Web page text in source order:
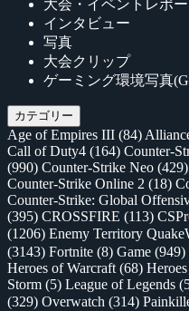
大会・イベントレポー
インタビュー
写真
大会クリップ
ゲーミング環境写真
カテゴリー
Age of Empires III (84)
Call of Duty4 (164) Counter-
(990) Counter-Strike Neo (429)
Counter-Strike Online 2 (18)
Counter-Strike: Global
(395) CROSSFIRE (113)
(1206) Enemy Territory
(3143) Fortnite (8) Game (949)
Heroes of Warcraft (68)
Storm (5) League of Legends
(329) Overwatch (314)